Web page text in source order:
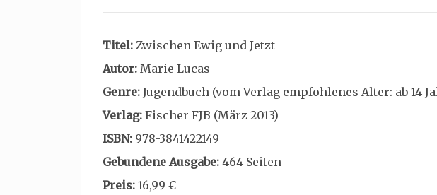
Titel: Zwischen Ewig und Jetzt
Autor: Marie Lucas
Genre: Jugendbuch (vom Verlag empfohlenes Alter: ab 14
Verlag: Fischer FJB (März 2013)
ISBN: 978-3841422149
Gebundene Ausgabe: 464 Seiten
Preis: 16,99 €